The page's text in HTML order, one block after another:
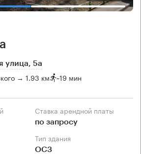
улица, 5а
→ 1.93 км ~19 мин
Ставка арендной платы
по запросу
Тип здания
ОСЗ